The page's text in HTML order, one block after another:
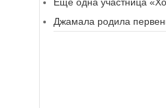
Джамала родила